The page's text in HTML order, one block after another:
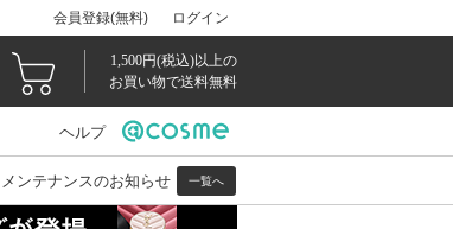
会員登録(無料) ログイン
1,500円(税込)以上の
お買い物で送料無料
ヘルプ
メンテナンスのお知らせ 一覧へ